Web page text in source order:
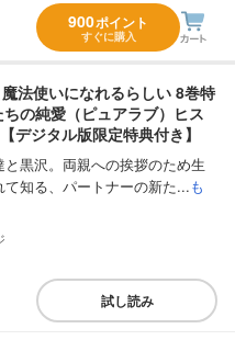
900ポイント
すぐに購入
法使いになれるらしい 8巻特
の純愛（ピュアラブ）ヒス
デジタル版限定特典付き】
黒沢。両親への挨拶のため生
て知る、パートナーの新た...も
試し読み